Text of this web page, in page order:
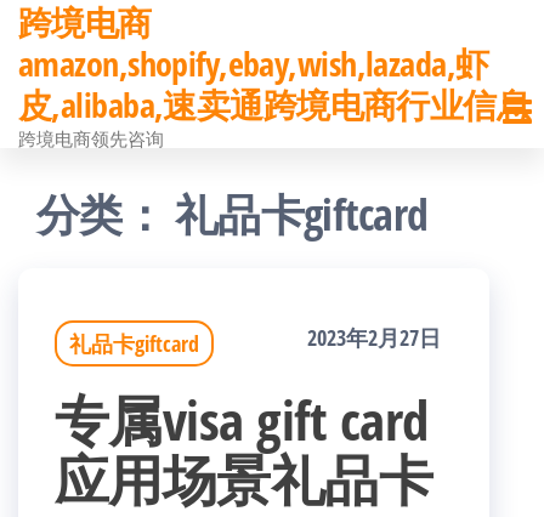
前
往
内
跨境电商
amazon,shopify,ebay,wish,lazada,虾
皮,alibaba,速卖通跨境电商行业信息
跨境电商领先咨询
分类：礼品卡giftcard
礼品卡giftcard 2023年2月27日
专属visa gift card
应用场景礼品卡